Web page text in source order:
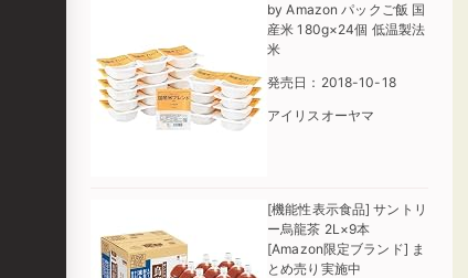
by Amazon パックご飯 国
産米 180g×24個 低温製法
米
発売日：2018-10-18
アイリスオーヤマ
[機能性表示食品] サントリ
ー烏龍茶 2L×9本
[Amazon限定ブランド] ま
とめ売り実施中